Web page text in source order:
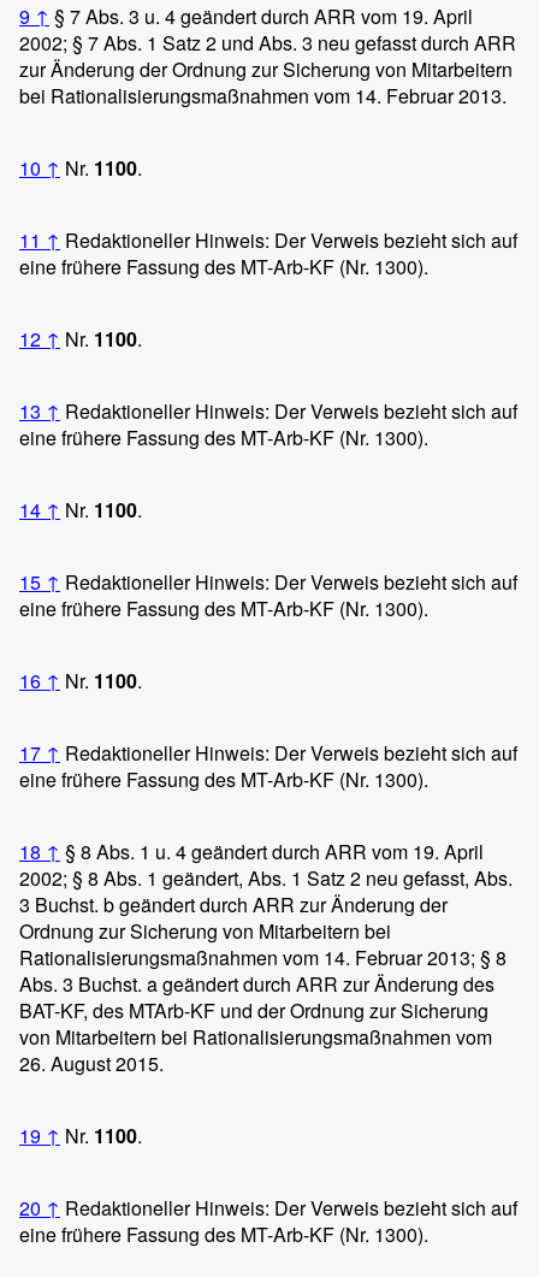
9 ↑ § 7 Abs. 3 u. 4 geändert durch ARR vom 19. April
2002; § 7 Abs. 1 Satz 2 und Abs. 3 neu gefasst durch ARR
zur Änderung der Ordnung zur Sicherung von Mitarbeitern
bei Rationalisierungsmaßnahmen vom 14. Februar 2013.
10 ↑ Nr. 1100.
11 ↑ Redaktioneller Hinweis: Der Verweis bezieht sich auf
eine frühere Fassung des MT-Arb-KF (Nr. 1300).
12 ↑ Nr. 1100.
13 ↑ Redaktioneller Hinweis: Der Verweis bezieht sich auf
eine frühere Fassung des MT-Arb-KF (Nr. 1300).
14 ↑ Nr. 1100.
15 ↑ Redaktioneller Hinweis: Der Verweis bezieht sich auf
eine frühere Fassung des MT-Arb-KF (Nr. 1300).
16 ↑ Nr. 1100.
17 ↑ Redaktioneller Hinweis: Der Verweis bezieht sich auf
eine frühere Fassung des MT-Arb-KF (Nr. 1300).
18 ↑ § 8 Abs. 1 u. 4 geändert durch ARR vom 19. April
2002; § 8 Abs. 1 geändert, Abs. 1 Satz 2 neu gefasst, Abs.
3 Buchst. b geändert durch ARR zur Änderung der
Ordnung zur Sicherung von Mitarbeitern bei
Rationalisierungsmaßnahmen vom 14. Februar 2013; § 8
Abs. 3 Buchst. a geändert durch ARR zur Änderung des
BAT-KF, des MTArb-KF und der Ordnung zur Sicherung
von Mitarbeitern bei Rationalisierungsmaßnahmen vom
26. August 2015.
19 ↑ Nr. 1100.
20 ↑ Redaktioneller Hinweis: Der Verweis bezieht sich auf
eine frühere Fassung des MT-Arb-KF (Nr. 1300).